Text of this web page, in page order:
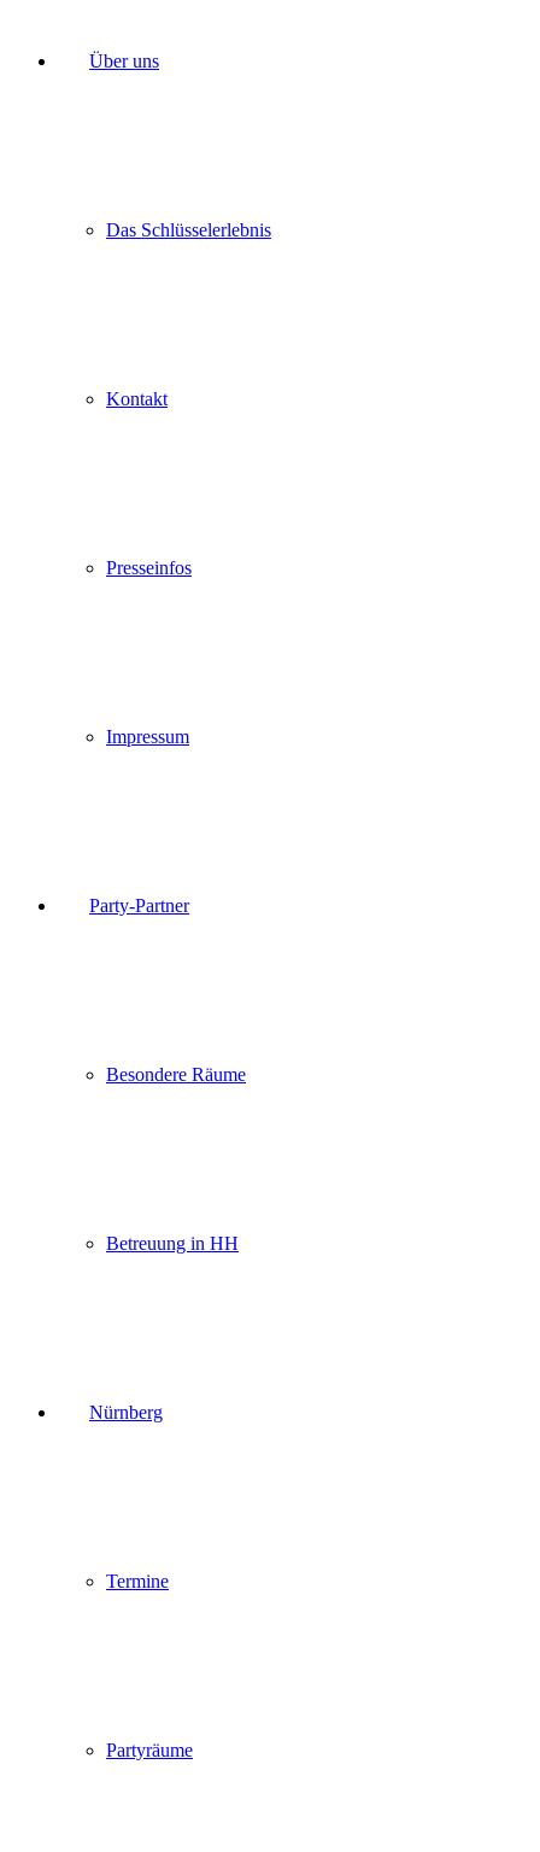
Über uns
Das Schlüsselerlebnis
Kontakt
Presseinfos
Impressum
Party-Partner
Besondere Räume
Betreuung in HH
Nürnberg
Termine
Partyräume